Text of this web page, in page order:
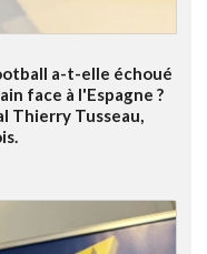
a-t-elle échoué
face à l'Espagne ?
Thierry Tusseau,